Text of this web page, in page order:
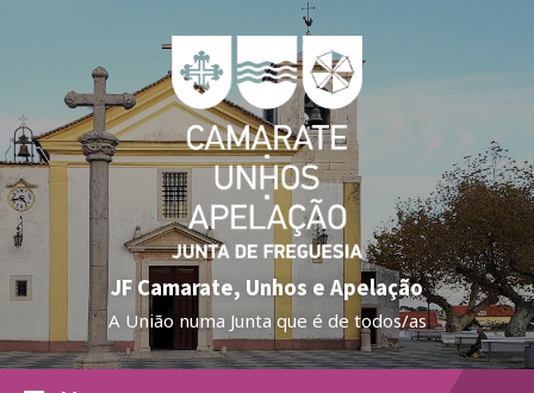
JF Camarate, Unhos e Apelação
A União numa Junta que é de todos/as